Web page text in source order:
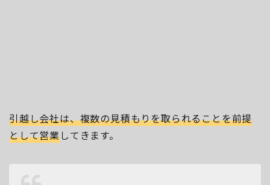
引越し会社は、複数の見積もりを取られることを前提
として営業してきます。